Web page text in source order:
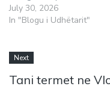
July 30, 2026
In "Blogu i Udhëtarit"
Next
Tani termet ne